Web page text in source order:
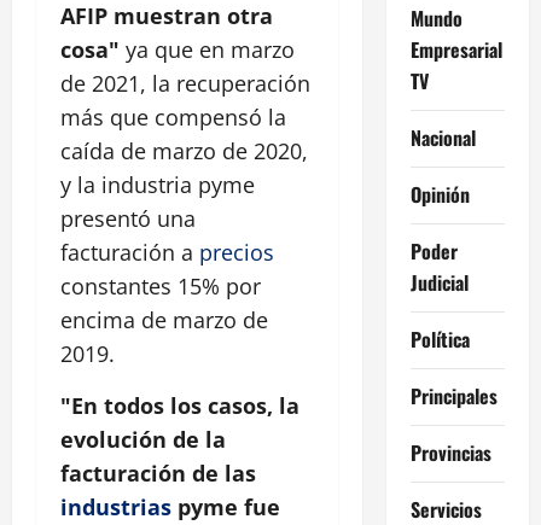
AFIP muestran otra
cosa" ya que en marzo
de 2021, la recuperación
más que compensó la
caída de marzo de 2020,
y la industria pyme
presentó una
facturación a precios
constantes 15% por
encima de marzo de
2019.
"En todos los casos, la
evolución de la
facturación de las
industrias pyme fue
Mundo
Empresarial
TV
Nacional
Opinión
Poder
Judicial
Política
Principales
Provincias
Servicios